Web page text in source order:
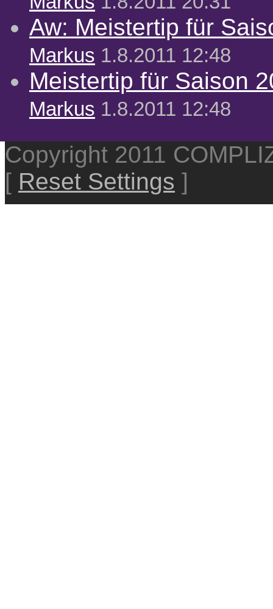
Aw: Meistertip für
Markus 1.8.2011 12:48
Meistertip für Saison
Markus 1.8.2011 12:48
Copyright 2011
[ Reset Settings ]